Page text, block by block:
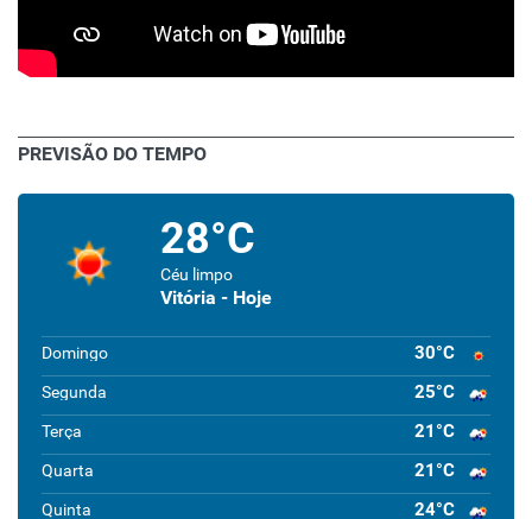
PREVISÃO DO TEMPO
28°C
Céu limpo
Vitória - Hoje
Domingo 30°C
Segunda 25°C
Terça 21°C
Quarta 21°C
Quinta 24°C